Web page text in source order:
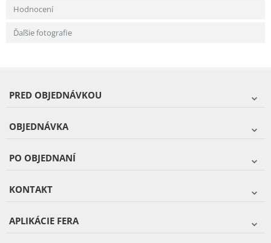
Hodnocení
Ďaľšie fotografie
PRED OBJEDNÁVKOU
OBJEDNÁVKA
PO OBJEDNANÍ
KONTAKT
APLIKÁCIE FERA